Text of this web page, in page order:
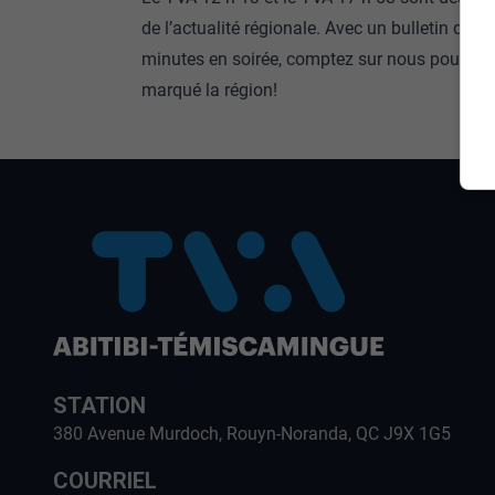
de l’actualité régionale. Avec un bulletin de
minutes en soirée, comptez sur nous pour
marqué la région!
STATION
380 Avenue Murdoch, Rouyn-Noranda, QC J9X 1G5
COURRIEL